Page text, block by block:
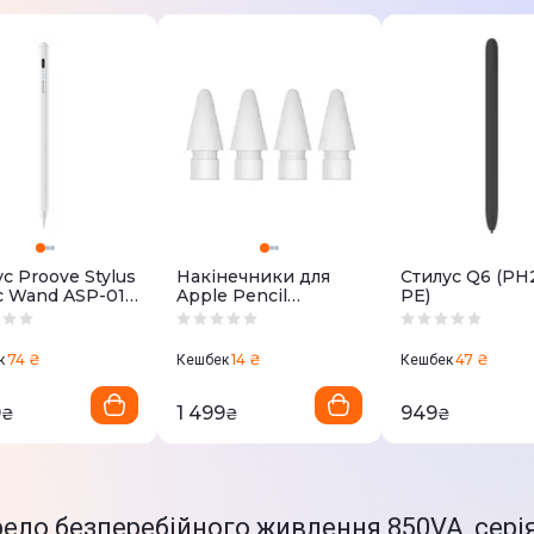
Без USB-роз'єму
185 х 280 х 95 мм
Proove Stylus
Wand ASP-01
Version
74 ₴
₴
Накiнечники для
Apple Pencil
(MLUN2ZM/A) 4 шт.
Кешбек14 ₴
1 499₴
Стилус Q6
PE)
Кешбек47 ₴
949₴
безперебійного живлення 850VA,